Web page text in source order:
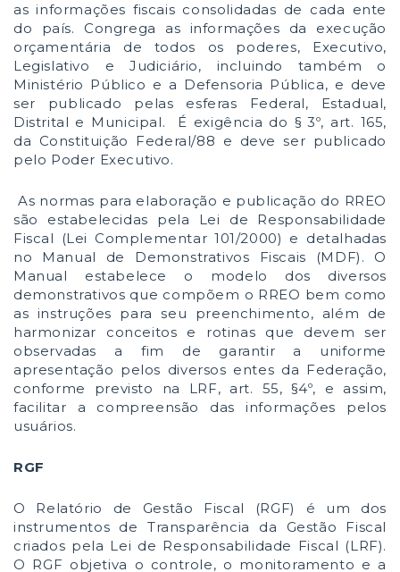
as informações fiscais consolidadas de cada ente
do país. Congrega as informações da execução
orçamentária de todos os poderes, Executivo,
Legislativo e Judiciário, incluindo também o
Ministério Público e a Defensoria Pública, e deve
ser publicado pelas esferas Federal, Estadual,
Distrital e Municipal. É exigência do § 3º, art. 165,
da Constituição Federal/88 e deve ser publicado
pelo Poder Executivo.
As normas para elaboração e publicação do RREO
são estabelecidas pela Lei de Responsabilidade
Fiscal (Lei Complementar 101/2000) e detalhadas
no Manual de Demonstrativos Fiscais (MDF). O
Manual estabelece o modelo dos diversos
demonstrativos que compõem o RREO bem como
as instruções para seu preenchimento, além de
harmonizar conceitos e rotinas que devem ser
observadas a fim de garantir a uniforme
apresentação pelos diversos entes da Federação,
conforme previsto na LRF, art. 55, §4º, e assim,
facilitar a compreensão das informações pelos
usuários.
RGF
O Relatório de Gestão Fiscal (RGF) é um dos
instrumentos de Transparência da Gestão Fiscal
criados pela Lei de Responsabilidade Fiscal (LRF).
O RGF objetiva o controle, o monitoramento e a